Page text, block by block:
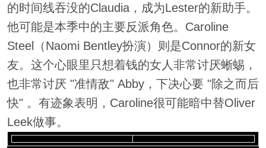
的时间线吞没的Claudia，成为Lester的新助手。
他可能是本季中的主要反派角色。Caroline
Steel（Naomi Bentley扮演）则是Connor的新女
友。这个心眼里只想着钱的女人非常讨厌蜥蜴，
也非常讨厌 "准情敌" Abby，下决心要 "除之而后
快" 。有迹象表明，Caroline很可能暗中替Oliver
Leek做事。